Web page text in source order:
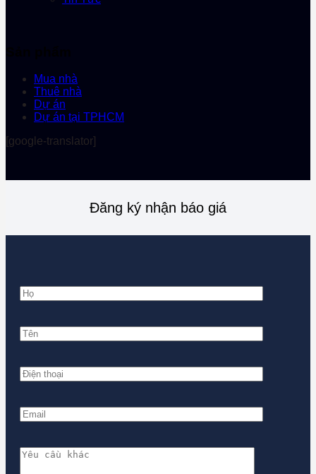
Mua nhà
Thuê nhà
Dự án
Dự án tại TPHCM
[google-translator]
Đăng ký nhận báo giá